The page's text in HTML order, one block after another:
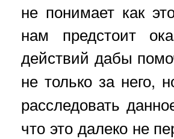
не понимает как
нам предстоит
действий дабы
не только за него,
расследовать
что это далеко не